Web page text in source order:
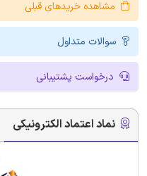
مشاهده خریدهای قبلی
سوالات متداول
درخواست پشتیبانی
نماد اعتماد الکترونیکی